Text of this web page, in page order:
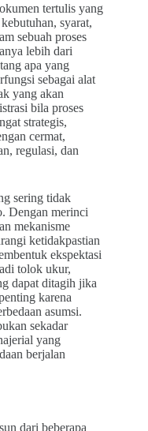
tertulis yang
syarat,
sebuah proses
lebih dari
apa yang
sebagai alat
yang akan
bila proses
strategis,
cermat,
regulasi, dan
sering tidak
Dengan merinci
mekanisme
ketidakpastian
ekspektasi
tolok ukur,
dapat ditagih jika
karena
asumsi.
sekadar
yang
berjalan
dari beberapa